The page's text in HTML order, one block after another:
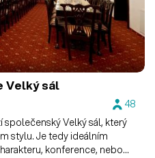
Velký sál
48
společenský Velký sál, který
stylu. Je tedy ideálním
konference, nebo